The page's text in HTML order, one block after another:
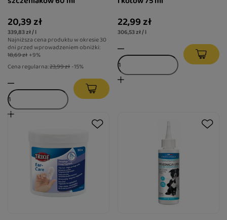
20,39 zł
339,83 zł / l
Najniższa cena produktu w okresie 30
dni przed wprowadzeniem obniżki:
18,69 zł +9%
Cena regularna:23,99 zł -15%
22,99 zł
306,53 zł / l